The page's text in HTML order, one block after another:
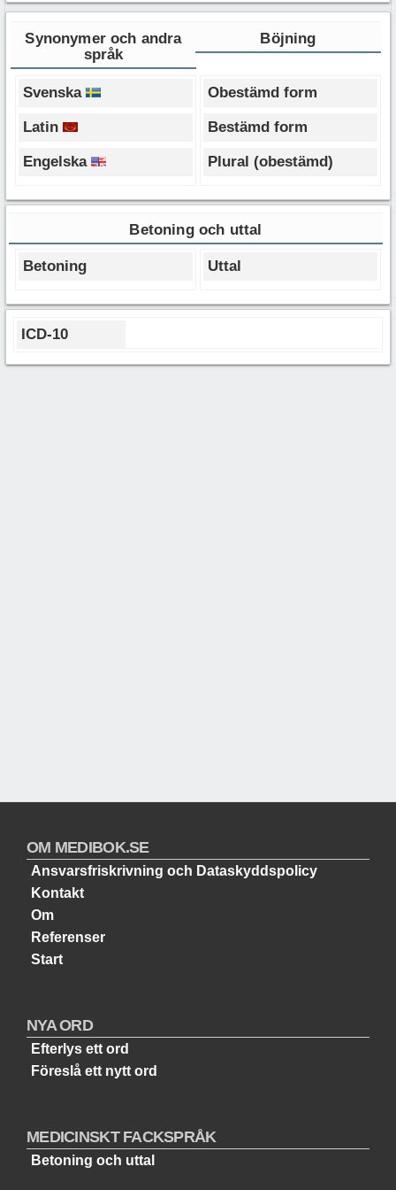
Synonymer och andra
språk
Böjning
Svenska
Latin
Engelska
Obestämd form
Bestämd form
Plural (obestämd)
Betoning och uttal
Betoning Uttal
ICD-10
OM MEDIBOK.SE
Ansvarsfriskrivning och Dataskyddspolicy
Kontakt
Om
Referenser
Start
NYA ORD
Efterlys ett ord
Föreslå ett nytt ord
MEDICINSKT FACKSPRÅK
Betoning och uttal